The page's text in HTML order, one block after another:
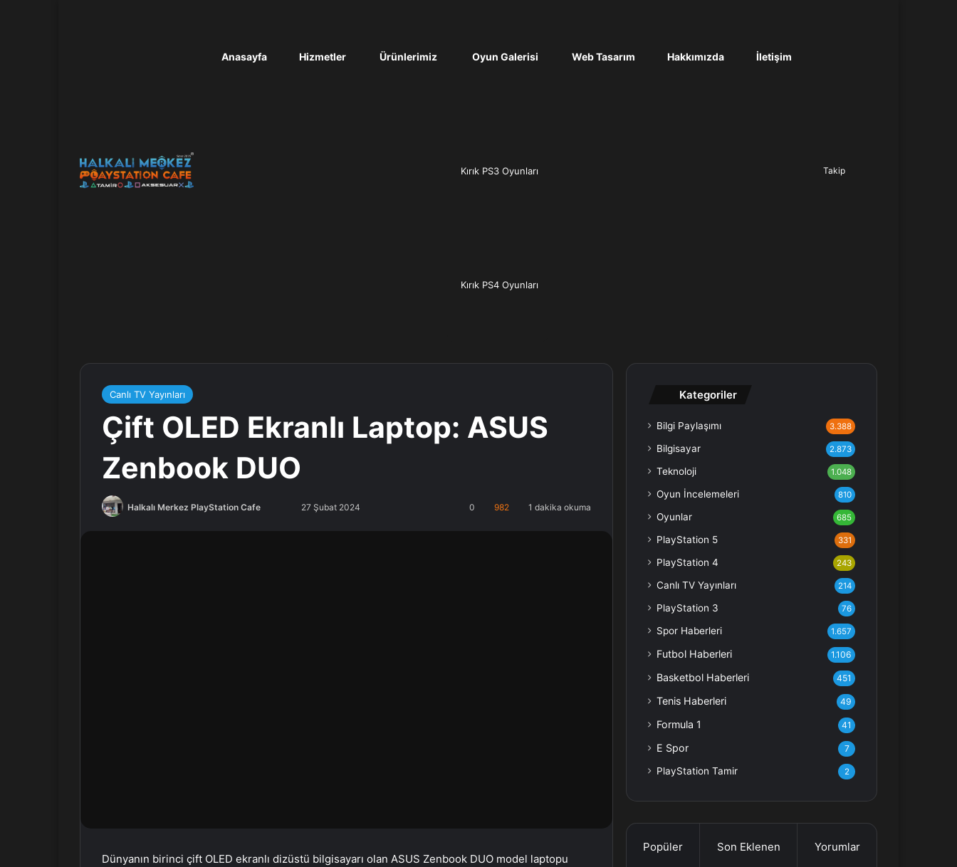
Anasayfa Hizmetler Ürünlerimiz Oyun Galerisi
Kırık PS3 Oyunları
Kırık PS4 Oyunları
Web Tasarım Hakkımızda İletişim
Takip
Canlı TV Yayınları
Çift OLED Ekranlı Laptop: ASUS
Zenbook DUO
Halkalı Merkez PlayStation Cafe 27 Şubat 2024 0 982 1 dakika okuma
Dünyanın birinci çift OLED ekranlı dizüstü bilgisayarı olan ASUS Zenbook DUO model laptopu
Kategoriler
Bilgi Paylaşımı 3.388
Bilgisayar 2.873
Teknoloji 1.048
Oyun İncelemeleri 810
Oyunlar 685
PlayStation 5 331
PlayStation 4 243
Canlı TV Yayınları 214
PlayStation 3 76
Spor Haberleri 1.657
Futbol Haberleri 1.106
Basketbol Haberleri 451
Tenis Haberleri 49
Formula 1 41
E Spor 7
PlayStation Tamir 2
Popüler Son Eklenen Yorumlar